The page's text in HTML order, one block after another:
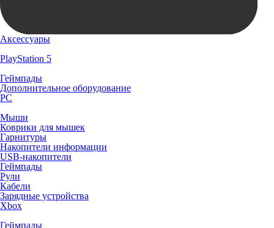
Аксессуары
PlayStation 5
Геймпады
Дополнительное оборудование
PC
Мыши
Коврики для мышек
Гарнитуры
Накопители информации
USB-накопители
Геймпады
Рули
Кабели
Зарядные устройства
Xbox
Геймпады